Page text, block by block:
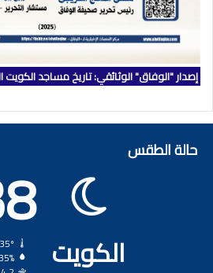
إصدار "الوفاق" الوثائقي: تاريخ مساجد الكويت
حالة الطقس
الكويت
35%